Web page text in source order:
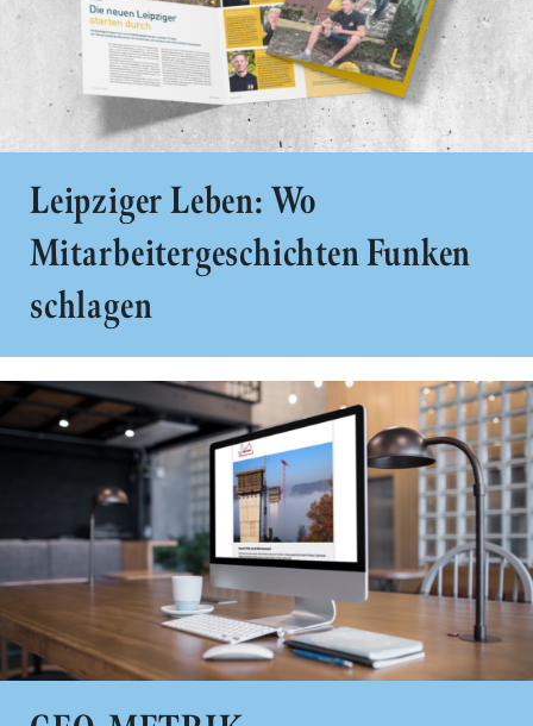
Leipziger Leben: Wo
Mitarbeitergeschichten Funken
schlagen